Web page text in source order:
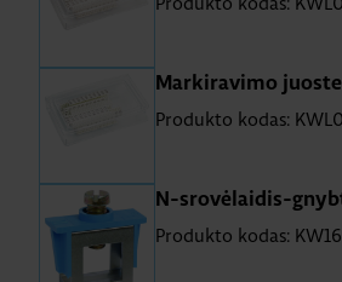
Markiravimo
Produkto kodas:
N-srovėlaidis-
Produkto kodas: